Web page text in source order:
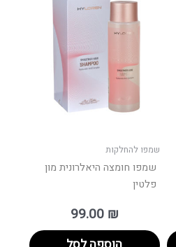
שמפו להחלקות
שמפו חומצה היאלרונית מון
פלטין
99.00 ₪